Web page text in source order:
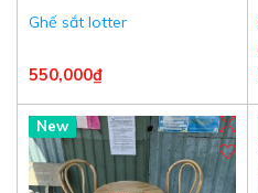
Ghế sắt lotter
550,000₫
New